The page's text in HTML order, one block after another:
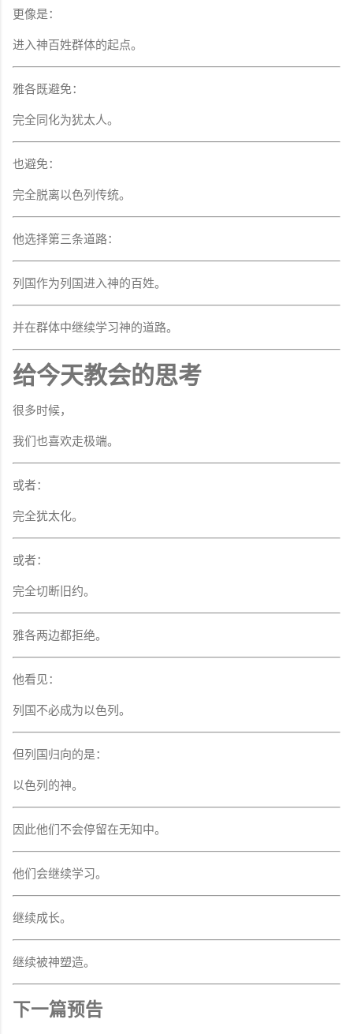
更像是：
进入神百姓群体的起点。
雅各既避免：
完全同化为犹太人。
也避免：
完全脱离以色列传统。
他选择第三条道路：
列国作为列国进入神的百姓。
并在群体中继续学习神的道路。
给今天教会的思考
很多时候，
我们也喜欢走极端。
或者：
完全犹太化。
或者：
完全切断旧约。
雅各两边都拒绝。
他看见：
列国不必成为以色列。
但列国归向的是：
以色列的神。
因此他们不会停留在无知中。
他们会继续学习。
继续成长。
继续被神塑造。
下一篇预告